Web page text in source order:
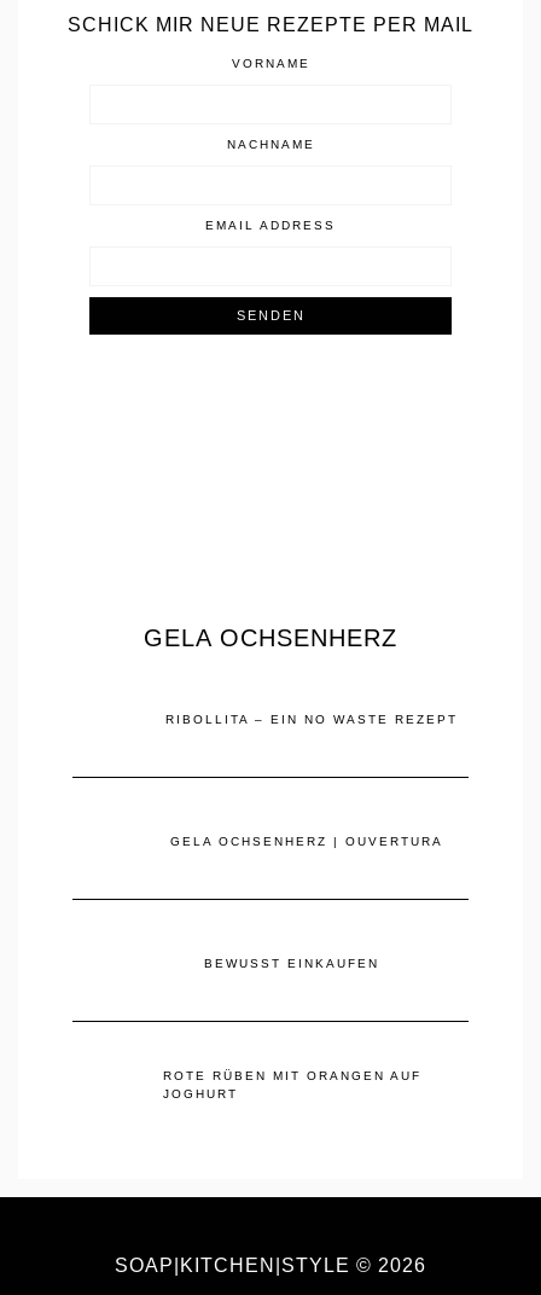
SCHICK MIR NEUE REZEPTE PER MAIL
VORNAME
NACHNAME
EMAIL ADDRESS
GELA OCHSENHERZ
RIBOLLITA – EIN NO WASTE REZEPT
GELA OCHSENHERZ | OUVERTURA
BEWUSST EINKAUFEN
ROTE RÜBEN MIT ORANGEN AUF
JOGHURT
SOAP|KITCHEN|STYLE © 2026